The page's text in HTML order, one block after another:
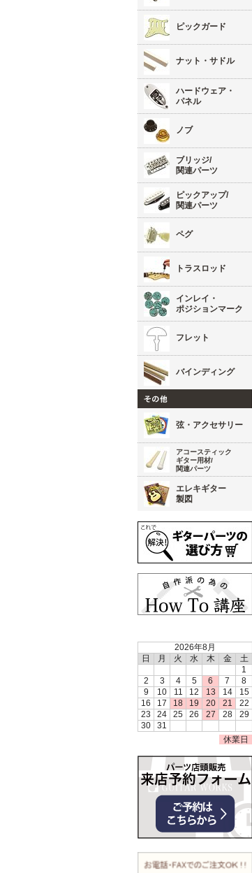
ピックガード
ナット・サドル
ハードウェア・
パネル
ノブ
ブリッジ/
関連パーツ
ピックアップ/
関連パーツ
ペグ
トラスロッド
インレイ・
ポジションマーク
フレット
バインディング
弦・アクセサリー
アコースティック
ギター用材/
関連パーツ
エレキギター
製図
2026年8月
日
月 火 水 木 金
土
1
2
3 4 5 6 7
8
9
10 11 12 13 14
15
16
17 18 19 20 21
22
23
24 25 26 27 28
29
30
31
休業日